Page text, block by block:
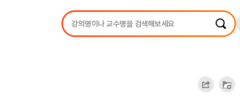
강의리스트
수강확인증강의